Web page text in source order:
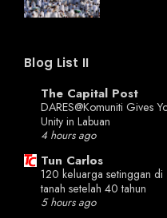
Blog List II
The Capital Post
DARES@Komuniti Gives
Unity in Labuan
4 hours ago
Tun Carlos
120 keluarga setinggan
tanah setelah 40 tahun
5 hours ago